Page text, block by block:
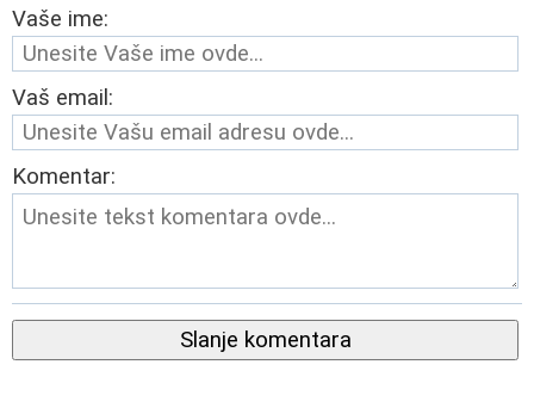
Vaše ime:
Vaš email:
Komentar:
Slanje komentara